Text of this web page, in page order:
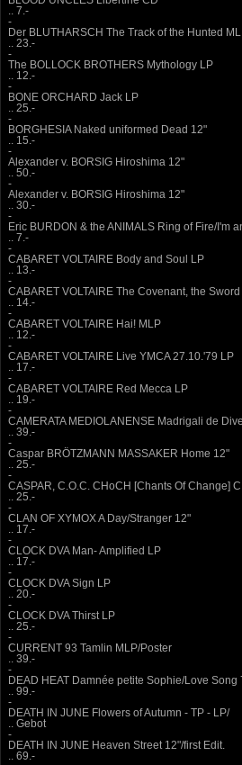
.. 7.-
-
Der BLUTHARSCH The Track of the Hunted
.. 23.-
-
The BOLLOCK BROTHERS Mythology LP
.. 12.-
-
BONE ORCHARD Jack LP
.. 25.-
-
BORGHESIA Naked uniformed Dead 12"
.. 15.-
-
Alexander v. BORSIG Hiroshima 12"
.. 50.-
-
Alexander v. BORSIG Hiroshima 12"
.. 30.-
-
Eric BURDON & the ANIMALS Ring of Fire/I'm
.. 7.-
-
CABARET VOLTAIRE Body and Soul LP
.. 13.-
-
CABARET VOLTAIRE The Covenant, the
.. 14.-
-
CABARET VOLTAIRE Hai! MLP
.. 12.-
-
CABARET VOLTAIRE Live YMCA 27.10.'79 LP
.. 17.-
-
CABARET VOLTAIRE Red Mecca LP
.. 19.-
-
CAMERATA MEDIOLANENSE Madrigali de
.. 39.-
-
Caspar BRÖTZMANN MASSAKER Home 12"
.. 25.-
-
CASPAR, C.O.C. CHoCH [Chants Of Change]
.. 25.-
-
CLAN OF XYMOX A Day/Stranger 12"
.. 17.-
-
CLOCK DVA Man- Amplified LP
.. 17.-
-
CLOCK DVA Sign LP
.. 20.-
-
CLOCK DVA Thirst LP
.. 25.-
-
CURRENT 93 Tamlin MLP/Poster
.. 39.-
-
DEAD HEAT Damnée petite Sophie/Love Song
.. 99.-
-
DEATH IN JUNE Flowers of Autumn - TP - LP/
.. Gebot
-
DEATH IN JUNE Heaven Street 12"/first Edit.
.. 69.-